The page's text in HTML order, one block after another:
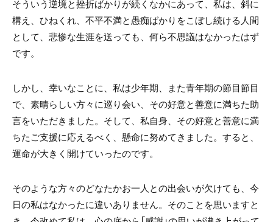
そういう逆境と挫折ばかりが続くなかにあって、私は、斜に
構え、ひねくれ、不平不満と愚痴ばかりをこぼし続ける人間
として、悲惨な生涯を送っても、何ら不思議はなかったはず
です。
しかし、幸いなことに、私は少年期、また青年期の節目節目
で、素晴らしい方々に巡り会い、その好意と善意に満ちた助
言をいただきました。そして、私自身、その好意と善意に満
ちたご支援に応えるべく、懸命に努めてきました。すると、
運命が大きく開けていったのです。
そのような方々のどなたかお一人との出会いが欠けても、今
日の私はなかったに違いありません。そのことを思いますと